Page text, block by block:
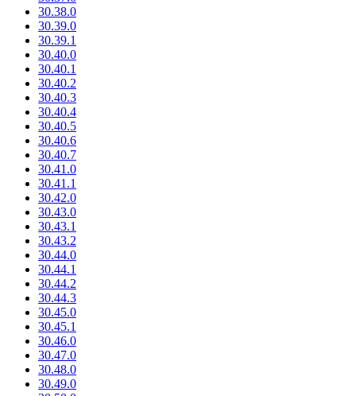
30.38.0
30.39.0
30.39.1
30.40.0
30.40.1
30.40.2
30.40.3
30.40.4
30.40.5
30.40.6
30.40.7
30.41.0
30.41.1
30.42.0
30.43.0
30.43.1
30.43.2
30.44.0
30.44.1
30.44.2
30.44.3
30.45.0
30.45.1
30.46.0
30.47.0
30.48.0
30.49.0